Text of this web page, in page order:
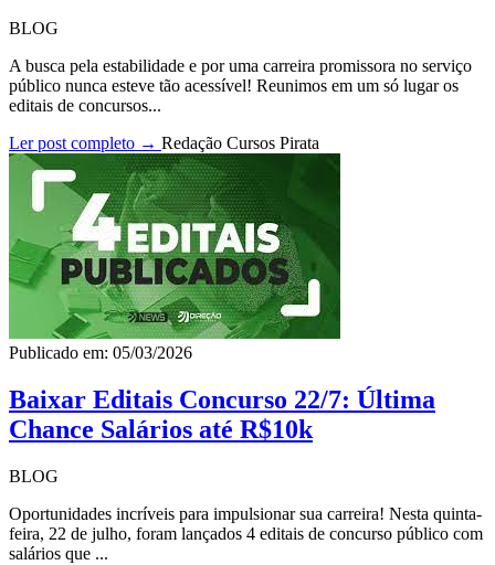
BLOG
A busca pela estabilidade e por uma carreira promissora no serviço
público nunca esteve tão acessível! Reunimos em um só lugar os
editais de concursos...
Ler post completo → Redação Cursos Pirata
Publicado em: 05/03/2026
Baixar Editais Concurso 22/7: Última
Chance Salários até R$10k
BLOG
Oportunidades incríveis para impulsionar sua carreira! Nesta quinta-
feira, 22 de julho, foram lançados 4 editais de concurso público com
salários que ...